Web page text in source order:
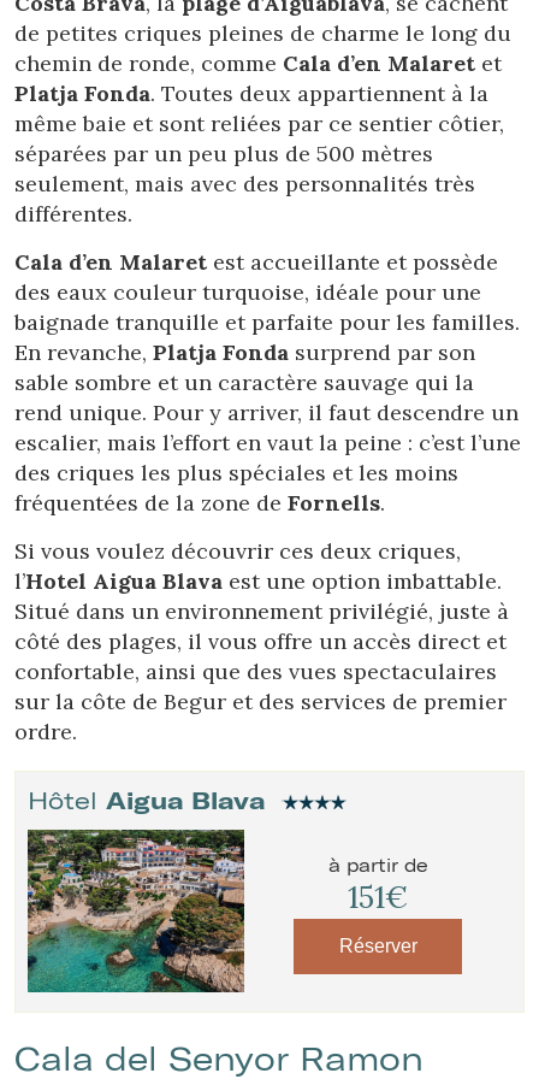
de petites criques pleines de charme le long du
chemin de ronde, comme Cala d’en Malaret et
Platja Fonda. Toutes deux appartiennent à la
même baie et sont reliées par ce sentier côtier,
séparées par un peu plus de 500 mètres
seulement, mais avec des personnalités très
différentes.
Cala d’en Malaret est accueillante et possède
des eaux couleur turquoise, idéale pour une
baignade tranquille et parfaite pour les familles.
En revanche, Platja Fonda surprend par son
sable sombre et un caractère sauvage qui la
rend unique. Pour y arriver, il faut descendre un
escalier, mais l’effort en vaut la peine : c’est l’une
des criques les plus spéciales et les moins
fréquentées de la zone de Fornells.
Si vous voulez découvrir ces deux criques,
l’Hotel Aigua Blava est une option imbattable.
Situé dans un environnement privilégié, juste à
côté des plages, il vous offre un accès direct et
confortable, ainsi que des vues spectaculaires
sur la côte de Begur et des services de premier
ordre.
Hôtel Aigua Blava
à partir de
151€
Réserver
Cala del Senyor Ramon
Ces cookies sont utilisés pour stocker des informations sur
les préférences et les choix personnels de l'utilisateur
grâce à l'observation continue de ses habitudes de
navigation. Grâce à eux, nous pouvons connaître les
habitudes de navigation sur le site Web et afficher des
publicités liées au profil de navigation de l'utilisateur.